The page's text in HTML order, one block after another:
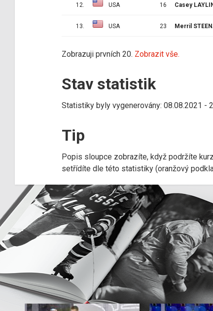
12. USA 16 Casey
13. USA 23 Merril
Zobrazuji prvních 20. Zobrazit vše.
Stav statistik
Statistiky byly vygenerovány: 08.08.2021 -
Tip
Popis sloupce zobrazíte, když podržíte
setřídíte dle této statistiky (oranžový